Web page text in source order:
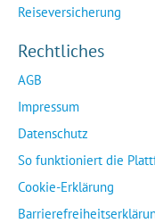
Reiseversicherung
Rechtliches
AGB
Impressum
Datenschutz
So funktioniert die
Cookie-Erklärung